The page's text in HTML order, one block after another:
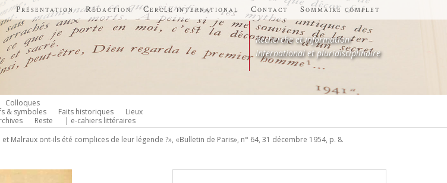
Présentation Rédaction Cercle international Contact Sommaire complet
Recherche et information
International et pluridisciplinaire
Colloques
& symboles Faits historiques
Lieux
Reste
| e-cahiers littéraires
Malraux ont-ils été complices de leur légende ?», «Bulletin de Paris», n° 64, 31 décembre 1954, p. 8.